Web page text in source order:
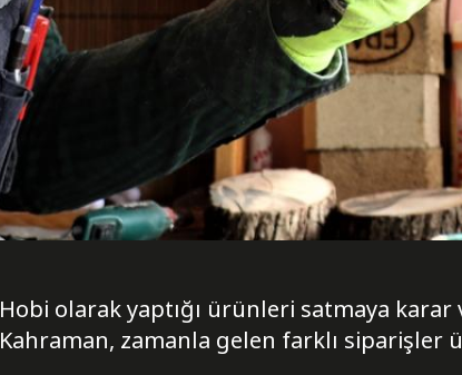
Hobi olarak yaptığı ürünleri satmaya
Kahraman, zamanla gelen farklı siparişler